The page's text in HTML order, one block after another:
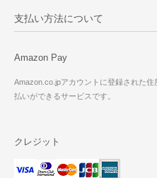
支払い方法について
Amazon Pay
Amazon.co.jpアカウントに登録された
払いができるサービスです。
クレジット